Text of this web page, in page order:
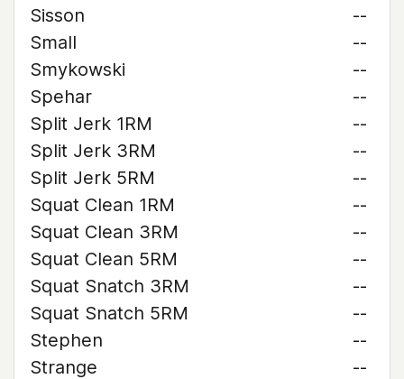
Sisson
--
Small
--
Smykowski
--
Spehar
--
Split Jerk 1RM
--
Split Jerk 3RM
--
Split Jerk 5RM
--
Squat Clean 1RM
--
Squat Clean 3RM
--
Squat Clean 5RM
--
Squat Snatch 3RM
--
Squat Snatch 5RM
--
Stephen
--
Strange
--